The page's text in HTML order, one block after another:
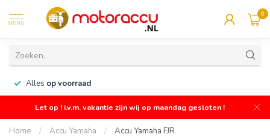
MENU
0
Alles op voorraad
Let op ! i.v.m. vakantie zijn wij op maandag gesloten !
Home / Accu Yamaha / Accu Yamaha FJR